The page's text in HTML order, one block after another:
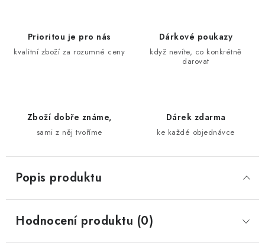
Prioritou je pro nás
kvalitní zboží za rozumné ceny
Dárkové poukazy
když nevíte, co konkrétně
darovat
Zboží dobře známe,
sami z něj tvoříme
Dárek zdarma
ke každé objednávce
Popis produktu
Hodnocení produktu (0)